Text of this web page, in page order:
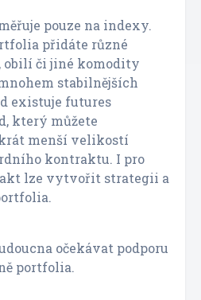
pouze na indexy.
přidáte různé
obilí či jiné komodity
stabilnějších
existuje futures
který můžete
menší velikostí
kontraktu. I pro
lze vytvořit strategii a
očekávat podporu
portfolia.